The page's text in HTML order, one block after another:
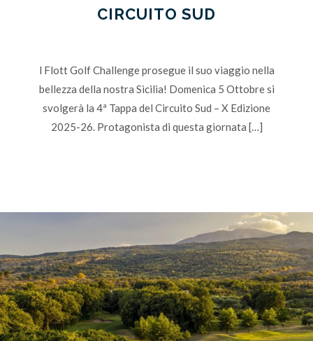
CIRCUITO SUD
l Flott Golf Challenge prosegue il suo viaggio nella
bellezza della nostra Sicilia! Domenica 5 Ottobre si
svolgerà la 4ª Tappa del Circuito Sud – X Edizione
2025-26. Protagonista di questa giornata […]